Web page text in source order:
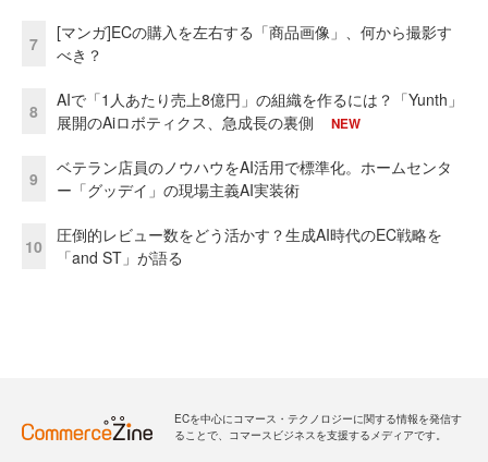
7
[マンガ]ECの購入を左右する「商品画像」、何から撮影す
べき？
8
AIで「1人あたり売上8億円」の組織を作るには？「Yunth」
展開のAiロボティクス、急成長の裏側
NEW
9
ベテラン店員のノウハウをAI活用で標準化。ホームセンタ
ー「グッデイ」の現場主義AI実装術
10
圧倒的レビュー数をどう活かす？生成AI時代のEC戦略を
「and ST」が語る
ECを中心にコマース・テクノロジーに関する情報を発信す
ることで、コマースビジネスを支援するメディアです。